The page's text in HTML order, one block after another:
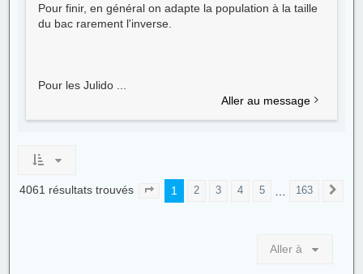
Pour finir, en général on adapte la population à la taille
du bac rarement l'inverse.
Pour les Julido ...
Aller au message
4061 résultats trouvés Page sur 163
1 2 3 4 5 163
Aller à